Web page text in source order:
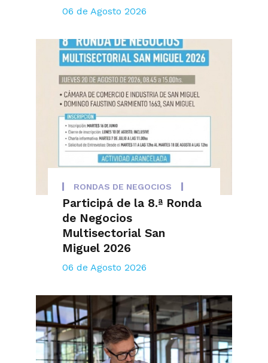
06 de Agosto 2026
RONDAS DE NEGOCIOS
Participá de la 8.ª Ronda
de Negocios
Multisectorial San
Miguel 2026
06 de Agosto 2026